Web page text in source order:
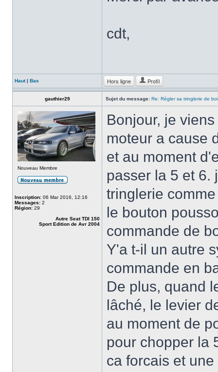
cdt,
Haut| Bas Hors ligne Profil
gauthier29 Sujet du message: Re: Régler sa tringlerie de
Nouveau Membre
Inscription: 06 Mar 2016, 12:16
Messages: 2
Région: 29
Autre Seat TDI 150
Sport Edition de Avr 2004
Bonjour, je
moteur a cause
et au moment
passer la 5 et 6.
tringlerie
le bouton
commande de
Y'a t-il un autre
commande en
De plus, quand
lâché, le levier
au moment de
pour chopper la
ca forcais et